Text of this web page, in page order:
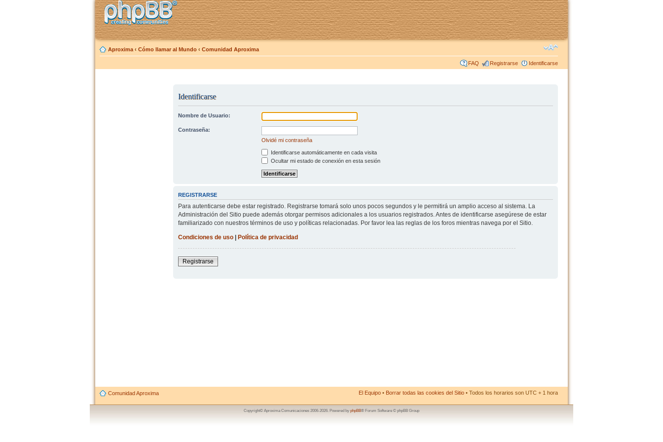
Aproxima ‹ Cómo llamar al Mundo ‹ Comunidad Aproxima
FAQ Registrarse Identificarse
Identificarse
Nombre de Usuario:
Contraseña:
Olvidé mi contraseña
Identificarse automáticamente en cada visita
Ocultar mi estado de conexión en esta sesión
REGISTRARSE
Para autenticarse debe estar registrado. Registrarse tomará solo unos pocos segundos y le permitirá un amplio acceso al sistema. La
Administración del Sitio puede además otorgar permisos adicionales a los usuarios registrados. Antes de identificarse asegúrese de estar
familiarizado con nuestros términos de uso y políticas relacionadas. Por favor lea las reglas de los foros mientras navega por el Sitio.
Condiciones de uso| Política de privacidad
Registrarse
Comunidad Aproxima El Equipo • Borrar todas las cookies del Sitio • Todos los horarios son UTC + 1 hora
Copyright© Aproxima Comunicaciones 2006-2026. Powered by phpBB® Forum Software © phpBB Group